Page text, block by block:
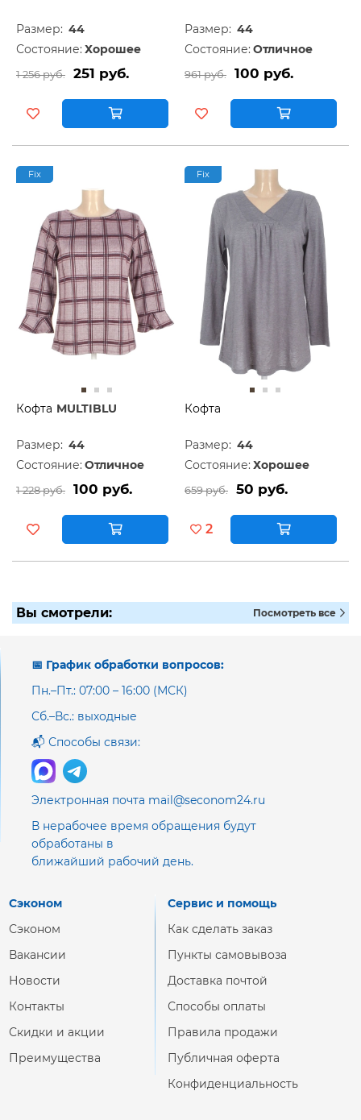
Размер: 44
Состояние: Хорошее
1 256 руб. 251 руб.
Размер: 44
Состояние: Отличное
961 руб. 100 руб.
Fix
Кофта MULTIBLU
Размер: 44
Состояние: Отличное
1 228 руб. 100 руб.
Fix
Кофта
Размер: 44
Состояние: Хорошее
659 руб. 50 руб.
2
Вы смотрели: Посмотреть все
📅 График обработки вопросов:
Пн.–Пт.: 07:00 – 16:00 (МСК)
Сб.–Вс.: выходные
📬 Способы связи:
Электронная почта mail@seconom24.ru
В нерабочее время обращения будут
обработаны в
ближайший рабочий день.
Сэконом
Сэконом
Вакансии
Новости
Контакты
Скидки и акции
Преимущества
Сервис и помощь
Как сделать заказ
Пункты самовывоза
Доставка почтой
Способы оплаты
Правила продажи
Публичная оферта
Конфиденциальность